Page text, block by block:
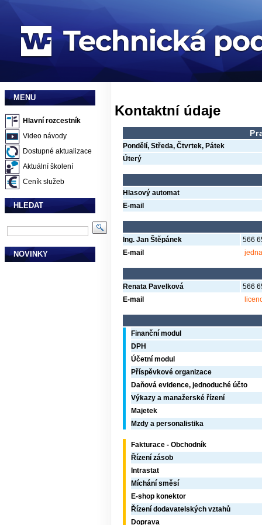
MENU
Hlavní rozcestník
Video návody
Dostupné aktualizace
Aktuální školení
Ceník služeb
HLEDAT
NOVINKY
Kontaktní údaje
Pondělí, Středa, Čtvrtek, Pátek
Úterý
Hlasový automat
E-mail
Ing. Jan Štěpánek
566
E-mail
Renata Pavelková
566
E-mail
Finanční modul
DPH
Účetní modul
Příspěvkové organizace
Daňová evidence, jednoduché účto
Výkazy a manažerské řízení
Majetek
Mzdy a personalistika
Fakturace - Obchodník
Řízení zásob
Intrastat
Míchání směsí
E-shop konektor
Řízení dodavatelských vztahů
Doprava